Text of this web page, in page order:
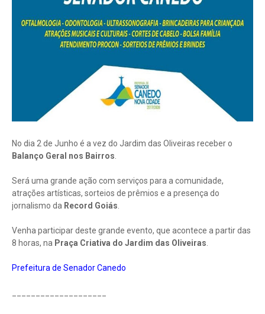
No dia 2 de Junho é a vez do Jardim das Oliveiras receber o
Balanço Geral nos Bairros.
Será uma grande ação com serviços para a comunidade,
atrações artísticas, sorteios de prêmios e a presença do
jornalismo da Record Goiás.
Venha participar deste grande evento, que acontece a partir das
8 horas, na Praça Criativa do Jardim das Oliveiras.
Prefeitura de Senador Canedo